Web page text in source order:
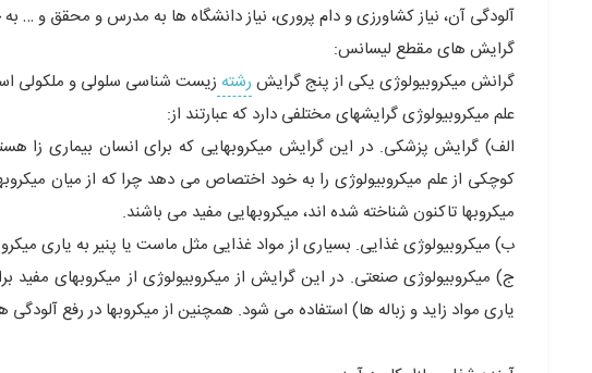
آلودگی آن، نیاز کشاورزی و دام پروری، نیاز دانشگاه ها به مدرس و محقق و
گرایش های مقطع لیسانس:
گرانش میکروبیولوژی یکی از پنج گرایش رشته زیست شناسی سلولی و ملکولی
علم میکروبیولوژی گرایشهای مختلفی دارد که عبارتند از:
الف) گرایش پزشکی. در این گرایش میکروبهایی که برای انسان بیماری زا
میکروبها تاکنون شناخته شده اند، میکروبهایی مفید می باشند.
ب) میکروبیولوژی غذایی. بسیاری از مواد غذایی مثل ماست یا پنیر به یاری
ج) میکروبیولوژی صنعتی. در این گرایش از میکروبیولوژی از میکروبهای مفید
یاری مواد زاید و زباله ها) استفاده می شود. همچنین از میکروبها در رفع